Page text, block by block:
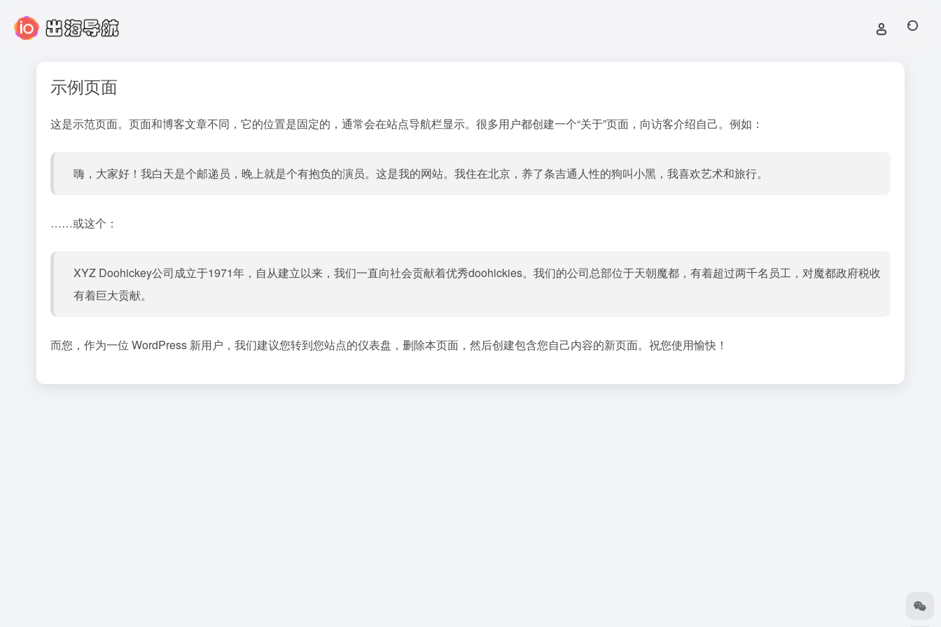
示例页面
这是示范页面。页面和博客文章不同，它的位置是固定的，通常会在站点导航栏显示。很多用户都创建一个“关于”页面，向访客介绍自己。例如：
嗨，大家好！我白天是个邮递员，晚上就是个有抱负的演员。这是我的网站。我住在北京，养了条吉通人性的狗叫小黑，我喜欢艺术和旅行。
……或这个：
XYZ Doohickey公司成立于1971年，自从建立以来，我们一直向社会贡献着优秀doohickies。我们的公司总部位于天朝魔都，有着超过两千名员工，对魔都政府税收
有着巨大贡献。
而您，作为一位 WordPress 新用户，我们建议您转到您站点的仪表盘 ，删除本页面，然后创建包含您自己内容的新页面。祝您使用愉快！